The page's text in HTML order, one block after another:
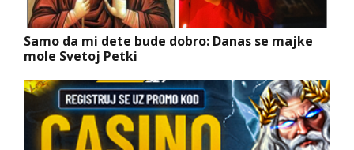
Samo da mi dete bude dobro: Danas se majke
mole Svetoj Petki